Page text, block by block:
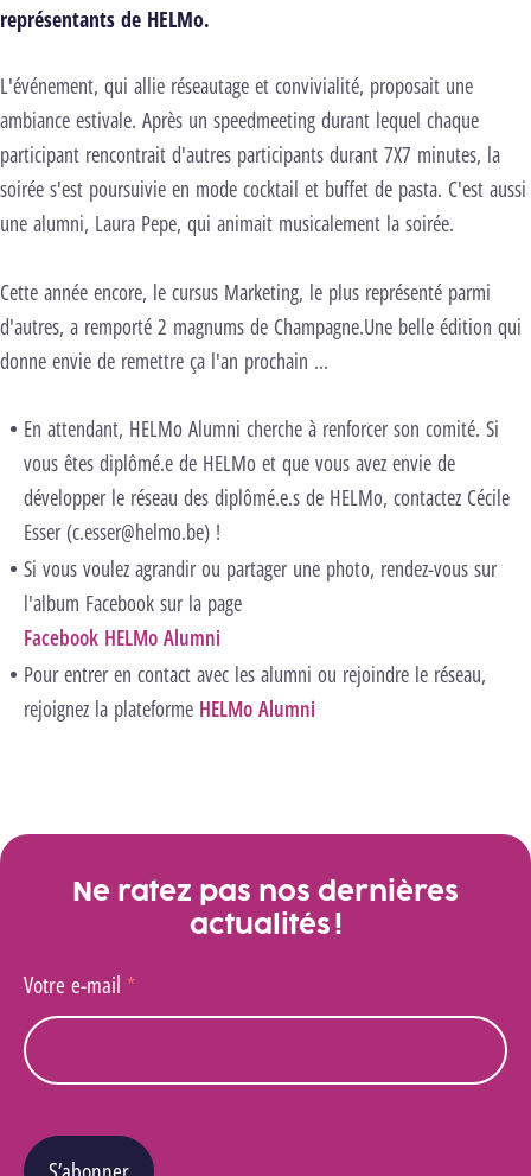
représentants de HELMo.
L'événement, qui allie réseautage et convivialité, proposait une
ambiance estivale. Après un speedmeeting durant lequel chaque
participant rencontrait d'autres participants durant 7X7 minutes, la
soirée s'est poursuivie en mode cocktail et buffet de pasta. C'est aussi
une alumni, Laura Pepe, qui animait musicalement la soirée.
Cette année encore, le cursus Marketing, le plus représenté parmi
d'autres, a remporté 2 magnums de Champagne.Une belle édition qui
donne envie de remettre ça l'an prochain ...
En attendant, HELMo Alumni cherche à renforcer son comité. Si
vous êtes diplômé.e de HELMo et que vous avez envie de
développer le réseau des diplômé.e.s de HELMo, contactez Cécile
Esser (c.esser@helmo.be) !
Si vous voulez agrandir ou partager une photo, rendez-vous sur
l'album Facebook sur la page
Facebook HELMo Alumni
Pour entrer en contact avec les alumni ou rejoindre le réseau,
rejoignez la plateforme HELMo Alumni
Ne ratez pas nos dernières
actualités !
Votre e-mail *
S’abonner